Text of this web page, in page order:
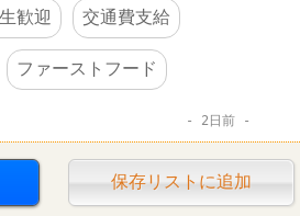
歓迎 交通費支給
ファーストフード
2日前
保存リストに追加